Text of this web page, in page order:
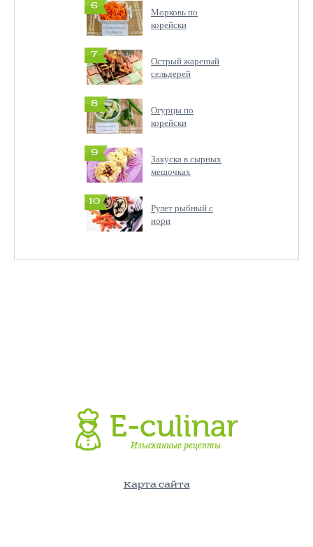
6
Морковь по
корейски
7
Острый жареный
сельдерей
8
Огурцы по
корейски
9
Закуска в сырных
мешочках
10
Рулет рыбный с
нори
Карта сайта